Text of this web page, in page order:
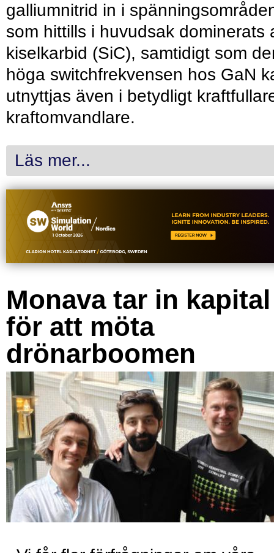
galliumnitrid in i
som hittills i huvudsak dominerats
kiselkarbid (SiC), samtidigt som
höga switchfrekvensen hos GaN
utnyttjas även i betydligt
kraftomvandlare.
Läs mer...
Monava tar in kapital
för att möta
drönarboomen